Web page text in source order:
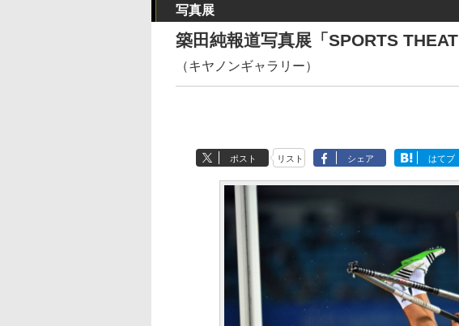
写真展
築田純報道写真展「SPORTS
（キヤノンギャラリー）
ポスト リスト シェア はてブ